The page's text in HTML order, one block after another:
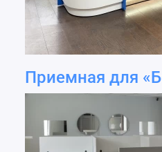
Приемная для